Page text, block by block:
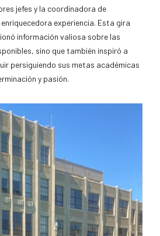
jefes y la coordinadora de
experiencia. Esta gira
información valiosa sobre las
sino que también inspiró a
persiguiendo sus metas académicas
y pasión.